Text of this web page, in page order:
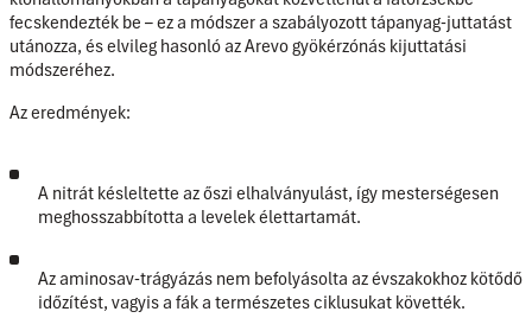
fecskendezték be – ez a módszer a szabályozott tápanyag-juttatást
utánozza, és elvileg hasonló az Arevo gyökérzónás kijuttatási
módszeréhez.
Az eredmények:
A nitrát késleltette az őszi elhalványulást, így mesterségesen
meghosszabbította a levelek élettartamát.
Az aminosav-trágyázás nem befolyásolta az évszakokhoz kötődő
időzítést, vagyis a fák a természetes ciklusukat követték.